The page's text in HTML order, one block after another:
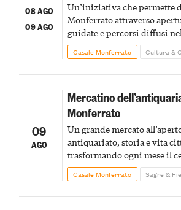
08 AGO
09 AGO
Un’iniziativa che permette
Monferrato attraverso
guidate e percorsi diffusi
Casale Monferrato Cultura &
09
AGO
Mercatino
Monferrato
Un grande mercato
antiquariato, storia e vita
trasformando ogni mese il
Monferrato in un luogo di
Casale Monferrato Sagre &